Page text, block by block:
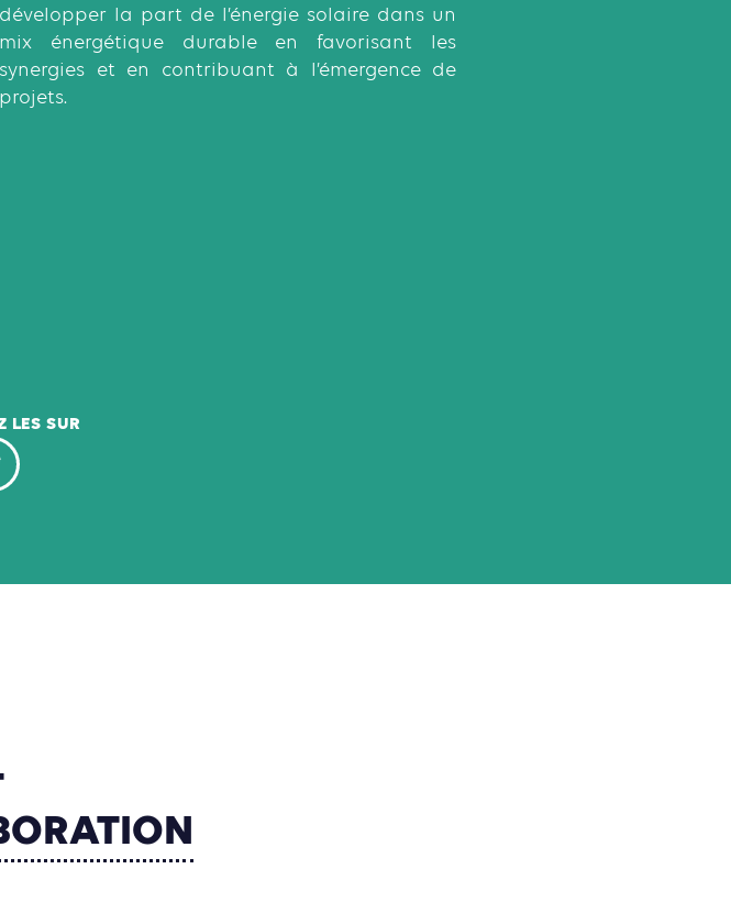
développer la part de l’énergie solaire dans un
mix énergétique durable en favorisant les
synergies et en contribuant à l’émergence de
projets.
LES SUR